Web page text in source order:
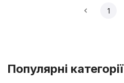
1
Популярні категорії